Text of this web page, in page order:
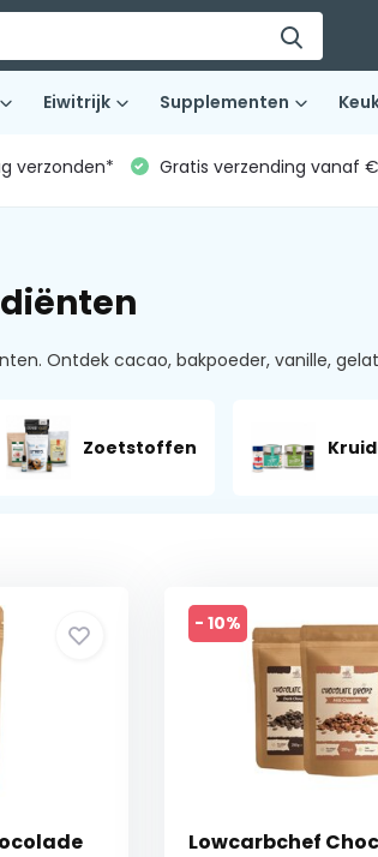
Eiwitrijk Supplementen
verzonden* Gratis verzending vanaf
Ontdek cacao, bakpoeder, vanille,
Zoetstoffen
- 10%
Lowcarbchef